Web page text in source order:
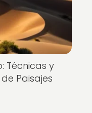
Técnicas y
Paisajes